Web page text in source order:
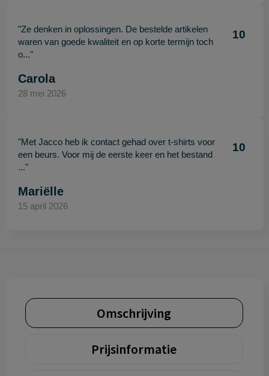
"Ze denken in oplossingen. De bestelde artikelen
waren van goede kwaliteit en op korte termijn toch
o..."
10
Carola
28 mei 2026
"Met Jacco heb ik contact gehad over t-shirts voor
een beurs. Voor mij de eerste keer en het bestand
..."
10
Mariëlle
15 april 2026
Omschrijving
Prijsinformatie